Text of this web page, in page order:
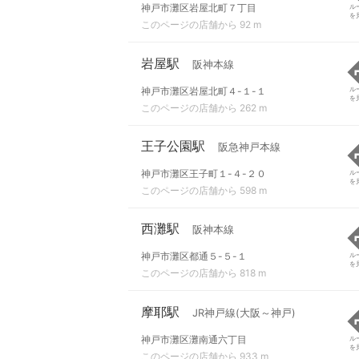
神戸市灘区岩屋北町７丁目
このページの店舗から 92 m
ル
を
岩屋駅 阪神本線
神戸市灘区岩屋北町４-１-１
このページの店舗から 262 m
ル
を
王子公園駅 阪急神戸本線
神戸市灘区王子町１-４-２０
このページの店舗から 598 m
ル
を
西灘駅 阪神本線
神戸市灘区都通５-５-１
このページの店舗から 818 m
ル
を
摩耶駅 JR神戸線(大阪～神戸)
神戸市灘区灘南通六丁目
このページの店舗から 933 m
ル
を